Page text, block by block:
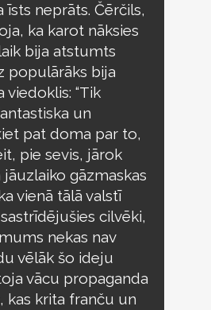
īsts neprāts. Čērčils,
ka karot nāksies
bija atstumts
populārāks bija
viedoklis: “Tik
un
pat doma par to,
pie sevis, jārok
gāzmaskas
vienā tālā valstī
cilvēki,
nekas nav
vēlāk šo ideju
vācu propaganda
kas krita franču un